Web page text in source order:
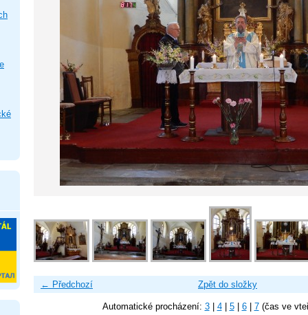
← Předchozí Zpět do složky
Automatické procházení: 3| 4| 5| 6| 7(čas ve